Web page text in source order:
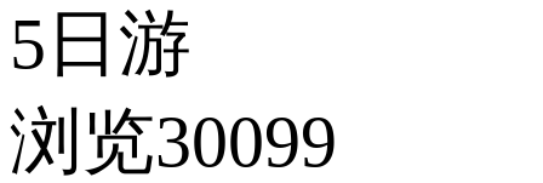
5日游
浏览30099